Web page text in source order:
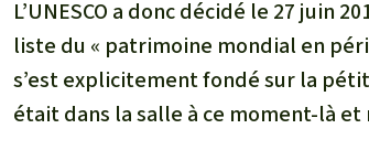
L’UNESCO a donc décidé le 27 juin
liste du « patrimoine mondial en
s’est explicitement fondé sur la
était dans la salle à ce moment-là